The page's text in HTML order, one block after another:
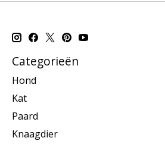
Categorieën
Hond
Kat
Paard
Knaagdier